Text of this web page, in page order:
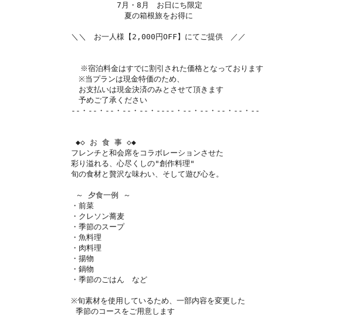
7月・8月　お日にち限定
夏の箱根旅をお得に
＼＼　お一人様【2,000円OFF】にてご提供　／／
※当プランは現金特価のため、
お支払いは現金決済のみとさせて頂きます
予めご了承ください
--・--・--・--・--・----・--・--・--・--・--
フレンチと和会席をコラボレーションさせた
彩り溢れる、心尽くしの"創作料理"
旬の食材と贅沢な味わい、そして遊び心を。
・前菜
・クレソン蕎麦
・季節のスープ
・魚料理
・肉料理
・揚物
・鍋物
・季節のごはん　など
※旬素材を使用しているため、一部内容を変更した